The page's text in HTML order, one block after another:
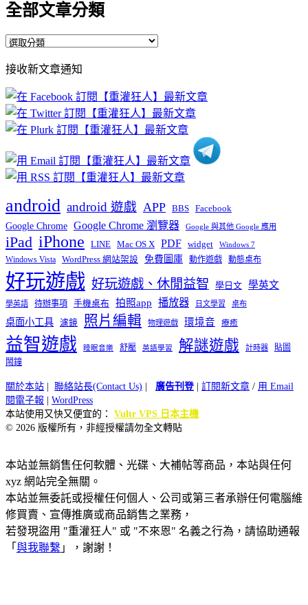
全部文章分類
全
文
章
分
類
接收新文章通知
android android 遊戲 APP BBS Facebook
Google Chrome Google Chrome 瀏覽器 Google 與其他 Google 應用
iPad iPhone LINE Mac OS X PDF widget Windows 7
Windows Vista WordPress 網站架設 免費圖庫 動作遊戲 動態桌布
好玩遊戲 好玩遊戲、休閒益智 學日文 學英文
學英語 待辦事項 手機桌布 拍照app 播放器 日文學習 桌布
桌面小工具 濾鏡 照片編輯 物理遊戲 環境音 療癒
益智遊戲 睡眠音樂 舒壓 英語學習 解謎遊戲 計時器
貼圖
鬧鐘
關於本站 | 聯絡站長(Contact Us) | 廣告刊登| 訂閱新文章 / 用 Email
閱電子報 | WordPress
本站使用又快又便宜的： Vultr VPS 日本主機
© 2026 版權所有，非經授權請勿全文轉貼
本站並無銷售任何軟體、光碟、大補帖等商品，本站與任何
xyz 網站完全無關。
本站並無委託或授權任何個人、公司或第三者承辦任何電腦維
修買賣、宣傳推廣或商品銷售之業務，
若發現盜用 "重灌狂人" 或 "不來恩" 名義之行為，請協助通報
「 與我聯繫 」，謝謝！